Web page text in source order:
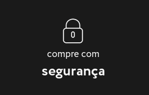
compre com
segurança